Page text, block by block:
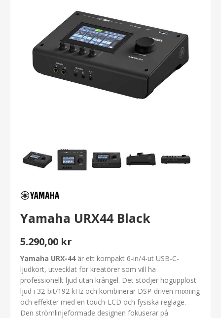
Yamaha URX44 Black
5.290,00 kr
Yamaha URX-44är ett kompakt 6-in/4-ut USB-C-
ljudkort, utvecklat för kreatörer som vill ha
professionellt ljud utan krångel. Det stödjer högupplöst
ljud i 32-bit/192 kHz och kombinerar DSP-driven mixning
och effekter med en touch-LCD och fysiska reglage.
Den strömlinjeformade designen fokuserar på